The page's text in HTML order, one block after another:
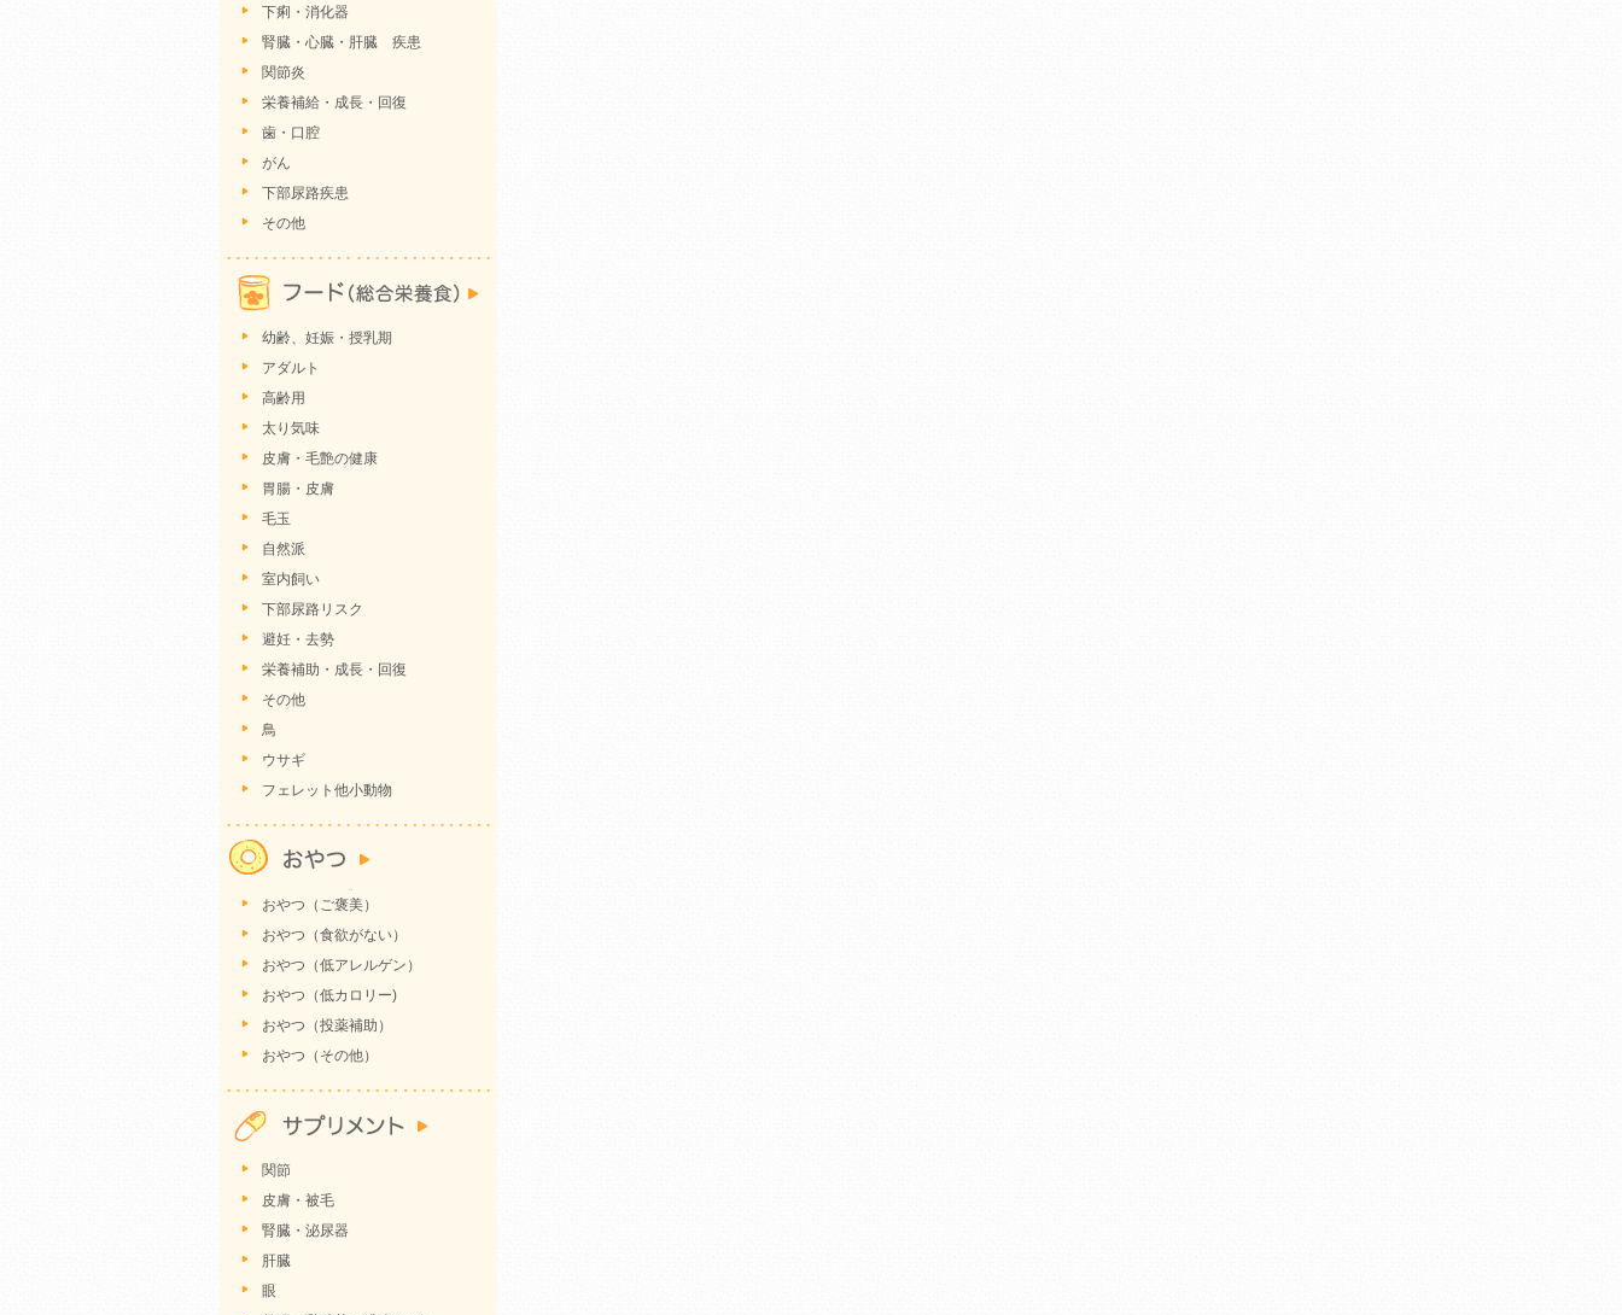
下痢・消化器
腎臓・心臓・肝臓 疾患
関節炎
栄養補給・成長・回復
歯・口腔
がん
下部尿路疾患
その他
幼齢、妊娠・授乳期
アダルト
高齢用
太り気味
皮膚・毛艶の健康
胃腸・皮膚
毛玉
自然派
室内飼い
下部尿路リスク
避妊・去勢
栄養補助・成長・回復
その他
鳥
ウサギ
フェレット他小動物
おやつ（ご褒美）
おやつ（食欲がない）
おやつ（低アレルゲン）
おやつ（低カロリー)
おやつ（投薬補助）
おやつ（その他）
関節
皮膚・被毛
腎臓・泌尿器
肝臓
眼